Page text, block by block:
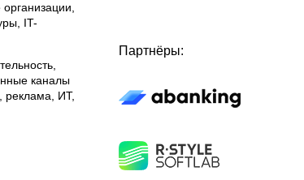
IT-
каналы
реклама, ИТ,
Партнёры: